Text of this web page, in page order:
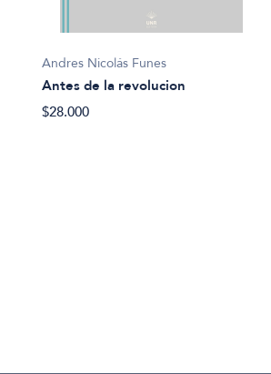
Andres Nicolás Funes
Antes de la revolucion
$28.000